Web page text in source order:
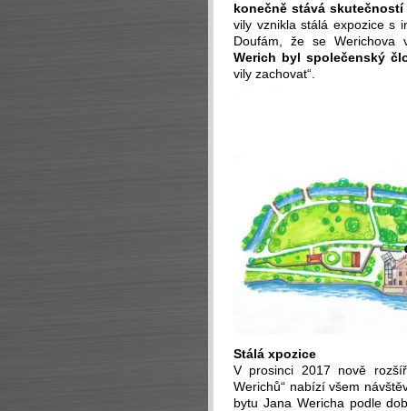
konečně stává skutečností
vily vznikla stálá expozice s
Doufám, že se Werichova
Werich byl společenský
vily zachovat“.
Stálá xpozice
V prosinci 2017 nově
Werichů“ nabízí všem
bytu Jana Wericha podle